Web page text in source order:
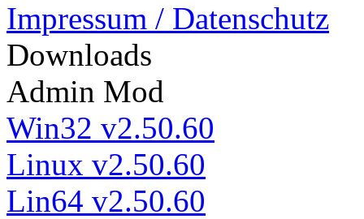
Impressum / Datenschutz
Downloads
Admin Mod
Win32 v2.50.60
Linux v2.50.60
Lin64 v2.50.60